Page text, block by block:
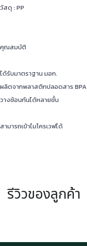
วัสดุ : PP
คุณสมบัติ
ได้รับมาตราฐาน มอก.
ผลิตจากพลาสติกปลอดสาร BPA
วางซ้อนกันได้หลายชั้น
สามารถเข้าไมโครเวฟได้
รีวิวของลูกค้า